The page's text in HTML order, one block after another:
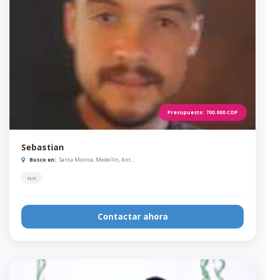
Presupuesto: 700.000COP
Sebastian
Busco en: Santa Monica, Medellín, Ant...
N/A
Contactar ahora